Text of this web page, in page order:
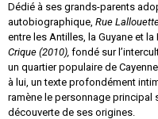
Dédié à ses grands-parents
autobiographique, Rue
entre les Antilles, la Guyane et
Crique (2010), fondé sur
un quartier populaire de
à lui, un texte profondément
ramène le personnage principal
découverte de ses origines.